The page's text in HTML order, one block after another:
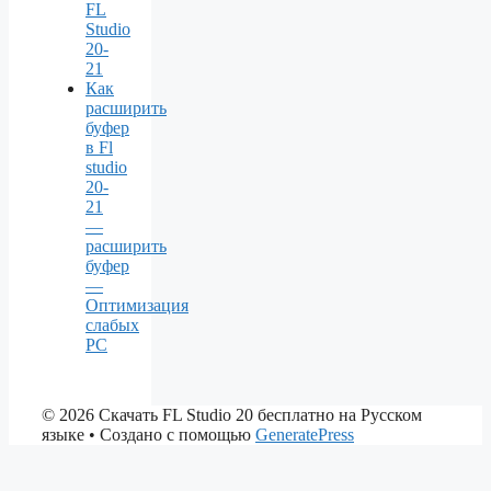
FL
Studio
20-
21
Как
расширить
буфер
в Fl
studio
20-
21
—
расширить
буфер
—
Оптимизация
слабых
PC
© 2026 Скачать FL Studio 20 бесплатно на Русском
языке • Создано с помощью GeneratePress